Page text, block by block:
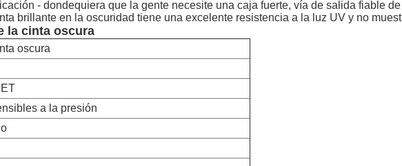
- dondequiera que la gente necesite una caja fuerte, vía de salida fiable
brillante en la oscuridad tiene una excelente resistencia a la luz UV y no
la cinta oscura
oscura
a la presión